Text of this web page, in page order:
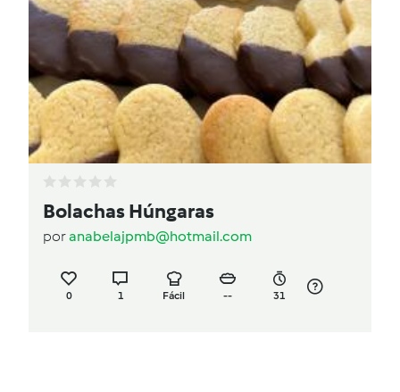
Bolachas Húngaras
poranabelajpmb@hotmail.com
0 1 Fácil -- 31